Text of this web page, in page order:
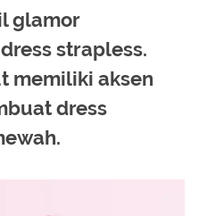
glamor
strapless.
memiliki aksen
dress